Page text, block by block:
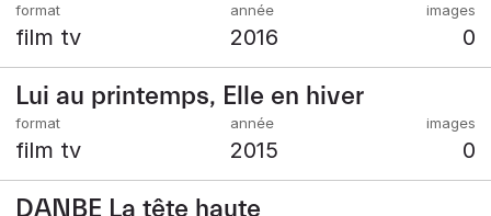
film tv 2016 0
Lui au printemps, Elle en hiver
film tv 2015 0
DANBE La tête haute